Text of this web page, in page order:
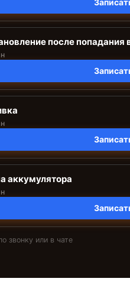
после попадания
аккумулятора
звонку или в чате